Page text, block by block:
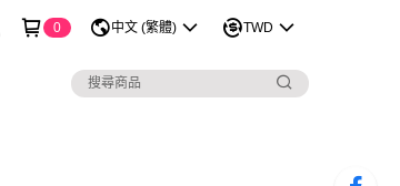
0 中文 (繁體) TWD